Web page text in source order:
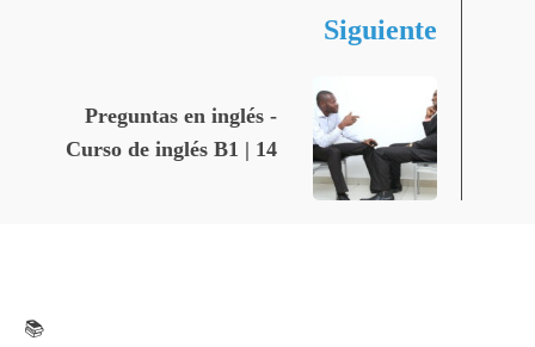
Siguiente
Preguntas en inglés -
Curso de inglés B1 | 14
📚